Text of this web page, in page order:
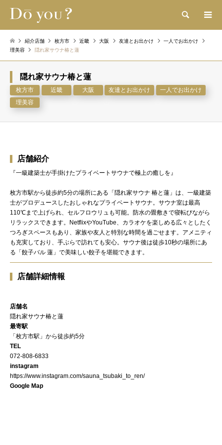
検索
紹介店舗 枚方市 近畿 大阪 友達とお出かけ
一人でお出かけ
理美容
隠れ家サウナ椿と蓮
隠れ家サウナ椿と蓮
枚方市 近畿 大阪 友達とお出かけ
一人でお出かけ
理美容
店舗紹介
『一級建築士が手掛けたプライベートサウナで極上の癒しを』
枚方市駅から徒歩約5分の場所にある「隠れ家サウナ 椿と蓮」は、一級建築
士がプロデュースしたおしゃれなプライベートサウナ。サウナ室は最高
110℃まで上げられ、セルフロウリュも可能。防水の畳敷きで寝転びながら
リラックスできます。NetflixやYouTube、カラオケを楽しめる広々としたく
つろぎスペースもあり、家族や友人と特別な時間を過ごせます。アメニティ
も充実しており、手ぶらで訪れても安心。サウナ後は徒歩10秒の場所にあ
る「餃子バル 蓮」で美味しい餃子を堪能できます。
店舗詳細情報
店舗名
隠れ家サウナ椿と蓮
最寄駅
「枚方市駅」から徒歩約5分
TEL
072-808-6833
instagram
https://www.instagram.com/sauna_tsubaki_to_ren/
Google Map